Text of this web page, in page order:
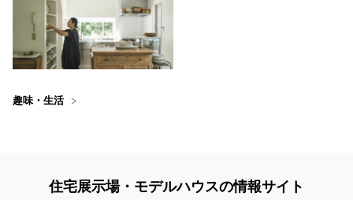
趣味・生活
住宅展示場・モデルハウスの情報サイト